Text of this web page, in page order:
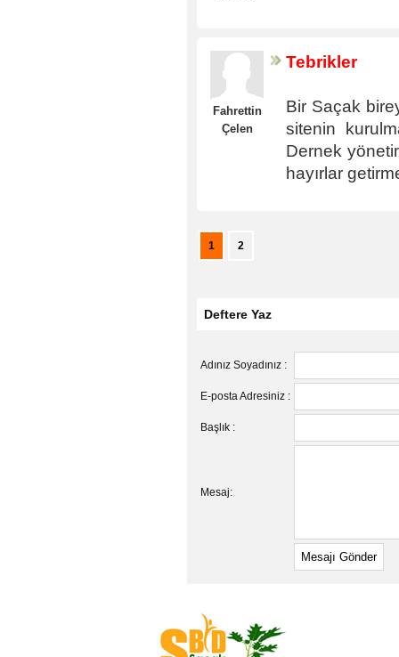
Fahrettin
Çelen
Tebrikler
Bir Saçak
sitenin
Dernek
hayırlar
1 2
Deftere Yaz
Adınız Soyadınız :
E-posta Adresiniz :
Başlık :
Mesaj: